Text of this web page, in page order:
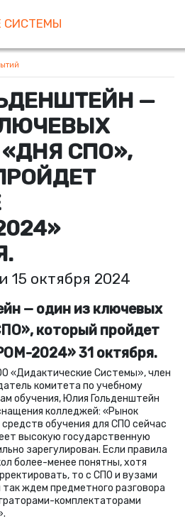
СИСТЕМЫ
—
«ДНЯ СПО»,
15 октября 2024
— один из ключевых
который пройдет
2024» 31 октября.
«Дидактические Системы», член
комитета по учебному
обучения, Юлия Гольденштейн
колледжей: «Рынок
обучения для СПО сейчас
высокую государственную
зарегулирован. Если правила
более-менее понятны, хотя
то с СПО и вузами
ждем предметного разговора
комплектаторами